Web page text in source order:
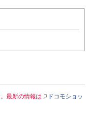
最新の情報は
ドコモショッ